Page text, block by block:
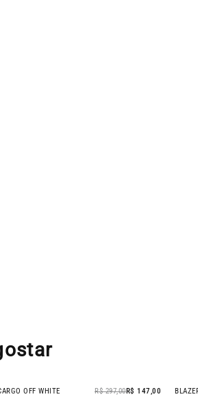
OFF WHITE R$ 297,00R$ 147,00